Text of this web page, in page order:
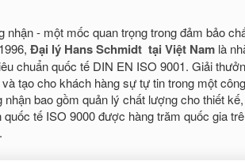
nhận - một mốc quan trọng trong đảm bảo
Đại lý Hans Schmidt tại Việt Nam là
chuẩn quốc tế DIN EN ISO 9001. Giải
tạo cho khách hàng sự tự tin trong một
nhận bao gồm quản lý chất lượng cho thiết
quốc tế ISO 9000 được hàng trăm quốc gia